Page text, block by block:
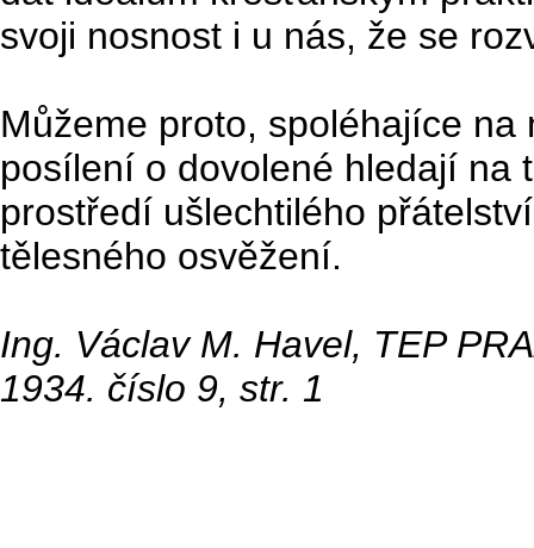
svoji nosnost i u nás, že se
Můžeme proto, spoléhajíce
posílení o dovolené hledají na
prostředí ušlechtilého
tělesného osvěžení.
Ing. Václav M. Havel, TEP
1934. číslo 9, str. 1